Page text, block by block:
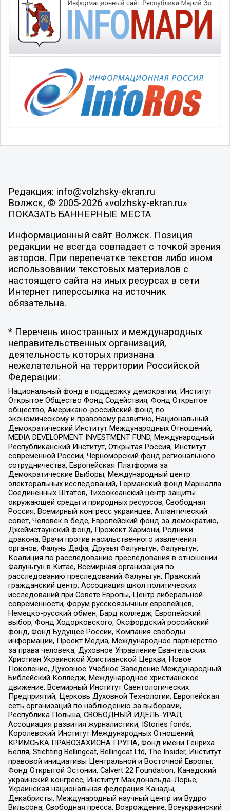
Редакция: info@volzhsky-ekran.ru
Волжск, © 2005-2026 «volzhsky-ekran.ru»
ПОКАЗАТЬ БАННЕРНЫЕ МЕСТА
Информационный сайт Волжск. Позиция
редакции не всегда совпадает с точкой зрения
авторов. При перепечатке текстов либо ином
использовании текстовых материалов с
настоящего сайта на иных ресурсах в сети
Интернет гиперссылка на источник
обязательна.
* Перечень иностранных и международных
неправительственных организаций,
деятельность которых признана
нежелательной на территории Российской
Федерации:
Национальный фонд в поддержку демократии, Институт
Открытое Общество Фонд Содействия, Фонд Открытое
общество, Американо-российский фонд по
экономическому и правовому развитию, Национальный
Демократический Институт Международных Отношений,
MEDIA DEVELOPMENT INVESTMENT FUND, Международный
Республиканский Институт, Открытая Россия, Институт
современной России, Черноморский фонд регионального
сотрудничества, Европейская Платформа за
Демократические Выборы, Международный центр
электоральных исследований, Германский фонд Маршалла
Соединенных Штатов, Тихоокеанский центр защиты
окружающей среды и природных ресурсов, Свободная
Россия, Всемирный конгресс украинцев, Атлантический
совет, Человек в беде, Европейский фонд за демократию,
Джеймстаунский фонд, Прожект Хармони, Родники
дракона, Врачи против насильственного извлечения
органов, Фалунь Дафа, Друзья Фалуньгун, Фалуньгун,
Коалиция по расследованию преследования в отношении
Фалуньгун в Китае, Всемирная организация по
расследованию преследований Фалуньгун, Пражский
гражданский центр, Ассоциация школ политических
исследований при Совете Европы, Центр либеральной
современности, Форум русскоязычных европейцев,
Немецко-русский обмен, Бард колледж, Европейский
выбор, Фонд Ходорковского, Оксфордский российский
фонд, Фонд Будущее России, Компания свободы
информации, Проект Медиа, Международное партнерство
за права человека, Духовное Управление Евангельских
Христиан Украинской Христианской Церкви, Новое
Поколение, Духовное Учебное Заведение Международный
Библейский Колледж, Международное христианское
движение, Всемирный Институт Саентологических
Предприятий, Церковь Духовной Технологии, Европейская
сеть организаций по наблюдению за выборами,
Республика Польша, СВОБОДНЫЙ ИДЕЛЬ-УРАЛ,
Ассоциация развития журналистики, IStories fonds,
Королевский Институт Международных Отношений,
КРИМСЬКА ПРАВОЗАХИСНА ГРУПА, Фонд имени Генриха
Бёлля, Stichting Bellingcat, Bellingcat Ltd, The Insider, Институт
правовой инициативы Центральной и Восточной Европы,
Фонд Открытой Эстонии, Calvert 22 Foundation, Канадский
украинский конгресс, Институт Макдональда-Лорье,
Украинская национальная федерация Канады,
Декабристы, Международный научный центр им Вудро
Вильсона, Свободная пресса, Возрождение, Всеукраинский